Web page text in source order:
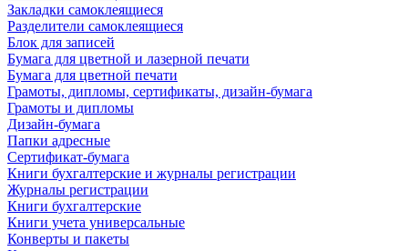
Закладки самоклеящиеся
Разделители самоклеящиеся
Блок для записей
Бумага для цветной и лазерной печати
Бумага для цветной печати
Грамоты, дипломы, сертификаты, дизайн-бумага
Грамоты и дипломы
Дизайн-бумага
Папки адресные
Сертификат-бумага
Книги бухгалтерские и журналы регистрации
Журналы регистрации
Книги бухгалтерские
Книги учета универсальные
Конверты и пакеты